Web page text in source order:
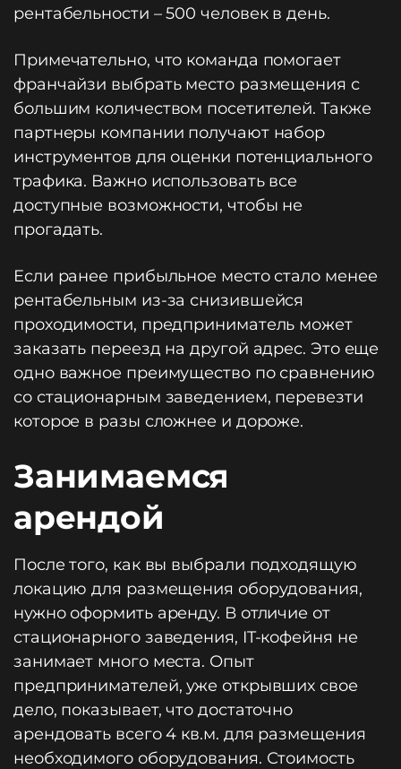
рентабельности – 500 человек в день.
Примечательно, что команда помогает
франчайзи выбрать место размещения с
большим количеством посетителей. Также
партнеры компании получают набор
инструментов для оценки потенциального
трафика. Важно использовать все
доступные возможности, чтобы не
прогадать.
Если ранее прибыльное место стало менее
рентабельным из-за снизившейся
проходимости, предприниматель может
заказать переезд на другой адрес. Это еще
одно важное преимущество по сравнению
со стационарным заведением, перевезти
которое в разы сложнее и дороже.
Занимаемся
арендой
После того, как вы выбрали подходящую
локацию для размещения оборудования,
нужно оформить аренду. В отличие от
стационарного заведения, IT-кофейня не
занимает много места. Опыт
предпринимателей, уже открывших свое
дело, показывает, что достаточно
арендовать всего 4 кв.м. для размещения
необходимого оборудования. Стоимость